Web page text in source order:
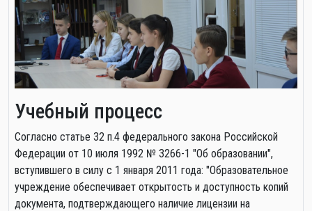
Учебный процесс
Cогласно статье 32 п.4 федерального закона Российской
Федерации от 10 июля 1992 № 3266-1 "Об образовании",
вступившего в силу с 1 января 2011 года: "Образовательное
учреждение обеспечивает открытость и доступность копий
документа, подтверждающего наличие лицензии на